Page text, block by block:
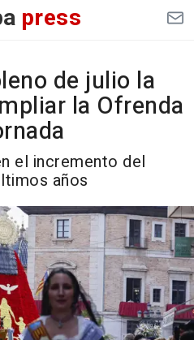
press
de julio la
la Ofrenda
el incremento del
años